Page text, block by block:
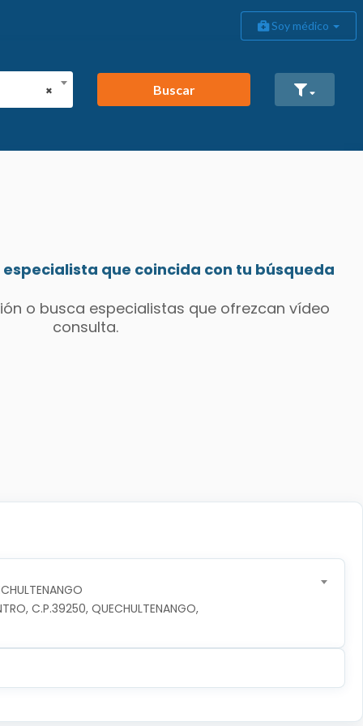
Soy médico
× Buscar
que coincida con tu búsqueda
o busca especialistas que ofrezcan vídeo
consulta.
C.P.39250, QUECHULTENANGO,